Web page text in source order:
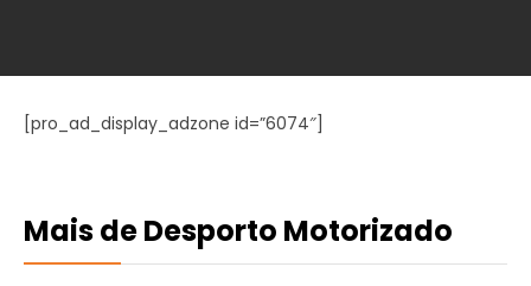
[pro_ad_display_adzone id=”6074″]
Mais de Desporto Motorizado